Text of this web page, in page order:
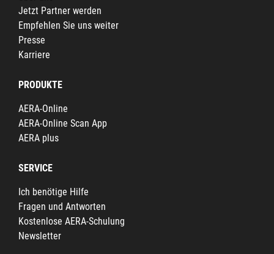
Jetzt Partner werden
Empfehlen Sie uns weiter
Presse
Karriere
PRODUKTE
AERA-Online
AERA-Online Scan App
AERA plus
SERVICE
Ich benötige Hilfe
Fragen und Antworten
Kostenlose AERA-Schulung
Newsletter